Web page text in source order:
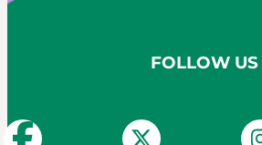
FOLLOW US